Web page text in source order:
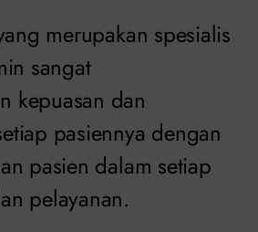
merupakan spesialis
sangat
kepuasan dan
pasiennya dengan
pasien dalam setiap
pelayanan.